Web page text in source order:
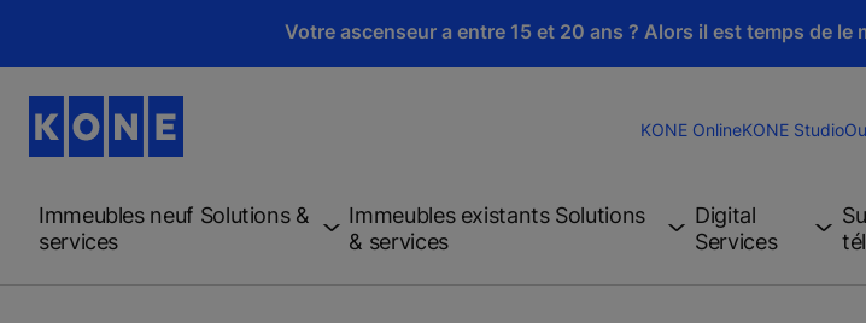
Votre ascenseur a entre 15 et 20 ans ? Alors il est temps de le
KONE OnlineKONE Studio
Immeubles neuf Solutions &
services
Immeubles existants Solutions
& services
Digital
Services